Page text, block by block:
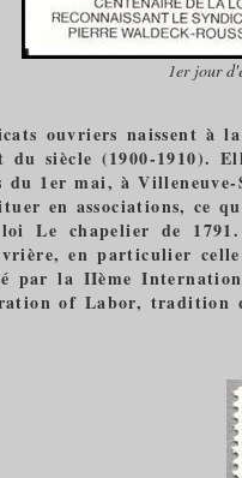
1er jour
ouvriers naissent à
siècle (1900-1910).
du 1er mai, à
en associations, ce
Le chapelier de
en particulier
par la IIème
of Labor, tradition